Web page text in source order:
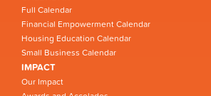
Full Calendar
Financial Empowerment Calendar
Housing Education Calendar
Small Business Calendar
IMPACT
Our Impact